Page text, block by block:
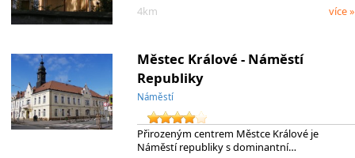
4km
více »
Městec Králové - Náměstí
Republiky
Náměstí
Přirozeným centrem Městce Králové je
Náměstí republiky s dominantní…